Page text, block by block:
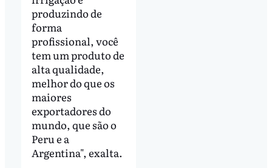
produzindo de
forma
profissional, você
tem um produto de
alta qualidade,
melhor do que os
maiores
exportadores do
mundo, que são o
Peru e a
Argentina", exalta.